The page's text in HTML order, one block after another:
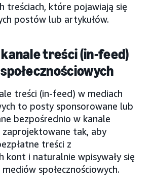
treściach, które pojawiają się
postów lub artykułów.
treści (in-feed)
treści (in-feed) w mediach
to posty sponsorowane lub
bezpośrednio w kanale
tak, aby
treści z
kont i naturalnie wpisywały się
społecznościowych.